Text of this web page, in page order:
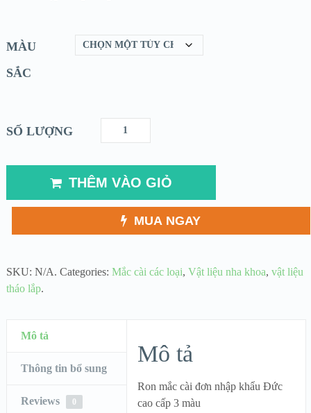
MÀU
SẮC
SỐ LƯỢNG
THÊM VÀO GIỎ
MUA NGAY
SKU: N/A. Categories: Mắc cài các loại, Vật liệu nha khoa, vật liệu
tháo lắp.
Mô tả
Thông tin bổ sung
Reviews 0
Mô tả
Ron mắc cài đơn nhập khẩu Đức
cao cấp 3 màu